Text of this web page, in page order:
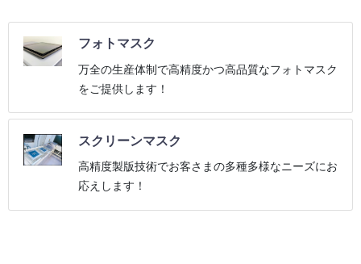
フォトマスク
万全の生産体制で高精度かつ高品質なフォトマスク
をご提供します！
スクリーンマスク
高精度製版技術でお客さまの多種多様なニーズにお
応えします！